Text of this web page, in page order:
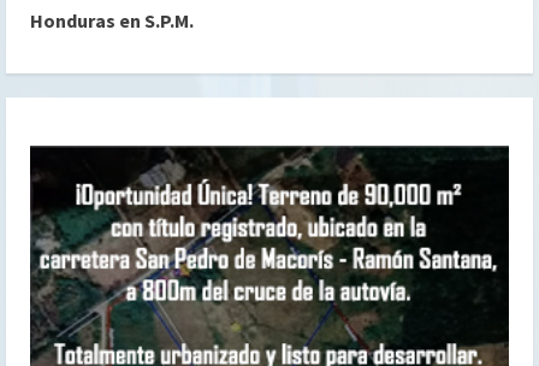
l
e
y
e
n
d
o
Honduras en S.P.M.